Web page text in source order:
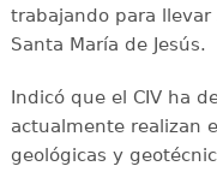
trabajando para llevar
Santa María de Jesús.
Indicó que el CIV ha
actualmente realizan
geológicas y